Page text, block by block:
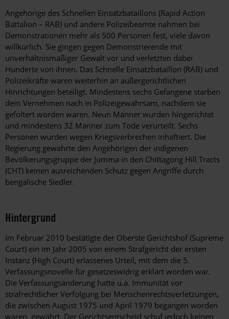
Angehörige des Schnellen Einsatzbataillons (Rapid Action
Battalion – RAB) und andere Polizeibeamte nahmen bei
Demonstrationen mehr als 500 Personen fest, viele davon
willkürlich. Sie gingen gegen Demonstrierende mit
unverhältnismäßiger Gewalt vor und verletzten dabei
Hunderte von ihnen. Das Schnelle Einsatzbataillon (RAB) und
Polizeikräfte waren weiterhin an außergerichtlichen
Hinrichtungen beteiligt. Mindestens sechs Gefangene starben
dem Vernehmen nach in Polizeigewahrsam, nachdem sie
gefoltert worden waren. Neun Männer wurden hingerichtet
und mindestens 32 Männer zum Tode verurteilt. Sechs
Personen wurden wegen Kriegsverbrechen inhaftiert. Die
Regierung gewährte den Angehörigen der indigenen
Bevölkerungsgruppe der Jumma in den Chittagong Hill Tracts
(CHT) keinen ausreichenden Schutz gegen Angriffe durch
bengalische Siedler.
Hintergrund
Im Februar 2010 bestätigte der Oberste Gerichtshof (Supreme
Court) ein im Jahr 2005 von einem Strafgericht der ersten
Instanz (High Court) erlassenes Urteil, mit dem die 5.
Verfassungsnovelle für gesetzeswidrig erklärt worden war.
Die Verfassungsänderung hatte u.a. Immunität vor
strafrechtlicher Verfolgung bei Menschenrechtsverletzungen,
die zwischen August 1975 und April 1979 begangen worden
waren, gewährt. Der Gerichtsentscheid schuf jedoch keinen